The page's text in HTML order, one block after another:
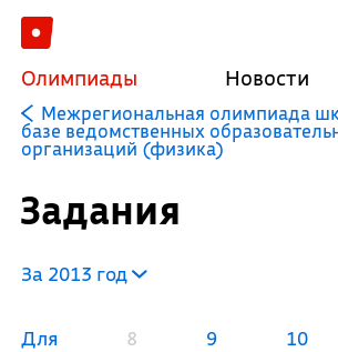
Олимпиады Новости
Межрегиональная олимпиада
базе ведомственных
организаций (физика)
Задания
За 2013 год
Для 8 9 10